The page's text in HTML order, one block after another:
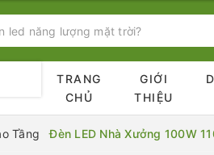
TRANG
CHỦ
GIỚI
THIỆU
Tầng Đèn LED Nhà Xưởng 100W